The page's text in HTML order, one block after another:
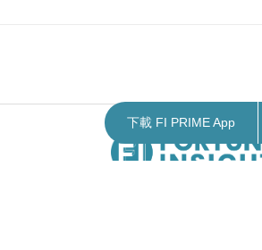
下載 FI PRIME App